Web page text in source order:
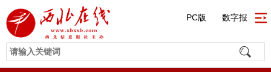
PC版 数字报